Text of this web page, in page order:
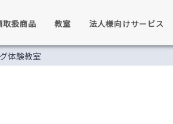
取扱商品 教室 法人様向けサービス
体験教室